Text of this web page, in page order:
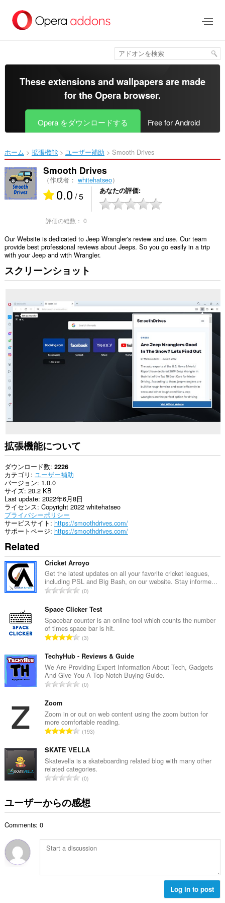
メ
ツ
移
動
These extensions and wallpapers are made
for theOpera browser.
Opera をダウンロードする Free for Android
ホーム 拡張機能 ユーザー補助 Smooth Drives‎
Smooth Drives
（作成者： whitehatseo）
0.0/ 5 あなたの評価
評価の総数： 0
Our Website is dedicated to Jeep Wrangler's review and use. Our team
provide best professional reviews about Jeeps. So you go easily in a trip
with your Jeep and with Wrangler.
スクリーンショット
拡張機能について
ダウンロード数 2226
カテゴリ ユーザー補助
バージョン 1.0.0
サイズ 20.2 KB
Last update 2022年6月8日
ライセンス Copyright 2022 whitehatseo
プライバシーポリシー
サービスサイト https://smoothdrives.com/
サポートページ https://smoothdrives.com/
Related
Cricket Arroyo
Get the latest updates on all your favorite cricket leagues,
including PSL and Big Bash, on our website. Stay informe...
評
の
総
数
：
0
Space Clicker Test
Spacebar counter is an online tool which counts the number
of times space bar is hit.
評
の
総
数
：
3
TechyHub - Reviews & Guide
We Are Providing Expert Information About Tech, Gadgets
And Give You A Top-Notch Buying Guide.
評
総
数
：
0
Zoom
Zoom in or out on web content using the zoom button for
more comfortable reading.
評
の
総
数
：
193
SKATE VELLA
Skatevella is a skateboarding related blog with many other
related categories.
評
の
総
0
ユーザーからの感想
Comments: 0
Log in to post